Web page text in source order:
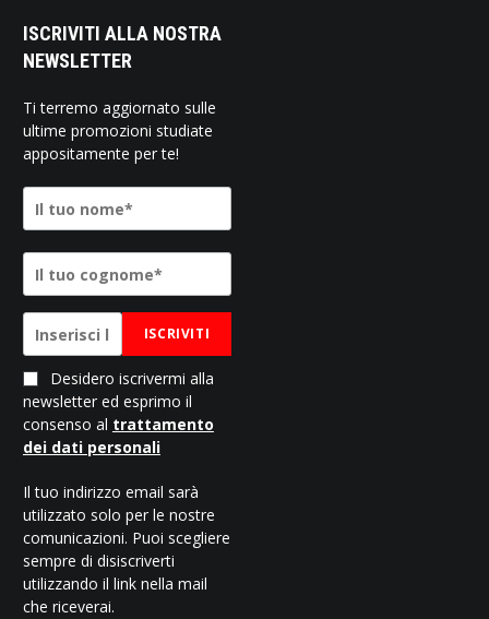
ISCRIVITI ALLA NOSTRA
NEWSLETTER
Ti terremo aggiornato sulle
ultime promozioni studiate
appositamente per te!
ISCRIVITI
Desidero iscrivermi alla
newsletter ed esprimo il
consenso al trattamento
dei dati personali
Il tuo indirizzo email sarà
utilizzato solo per le nostre
comunicazioni. Puoi scegliere
sempre di disiscriverti
utilizzando il link nella mail
che riceverai.